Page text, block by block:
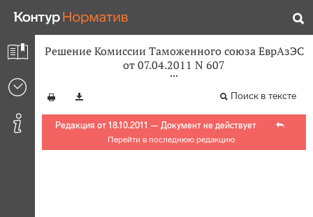
Решение Комиссии Таможенного союза ЕврАзЭС
от 07.04.2011 N 607
Поиск в тексте
Редакция от 18.10.2011 — Документ не действует
Перейти в последнюю редакцию